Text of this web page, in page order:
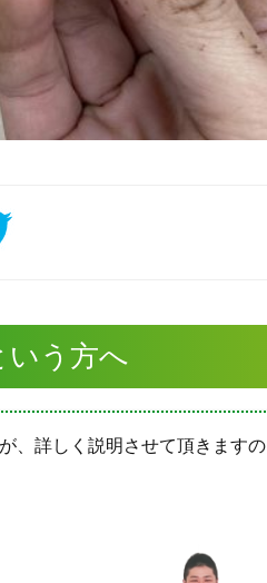
いう方へ
、詳しく説明させて頂きますの